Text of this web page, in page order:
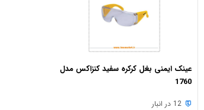
عینک ایمنی بغل کرکره سفید کنزاکس مدل
1760
12 در انبار